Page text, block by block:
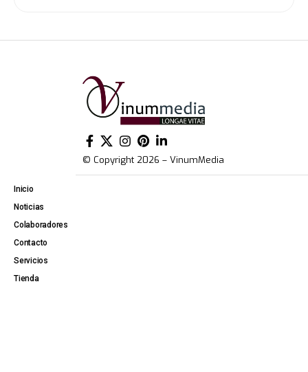
© Copyright 2026 – VinumMedia
Inicio
Noticias
Colaboradores
Contacto
Servicios
Tienda